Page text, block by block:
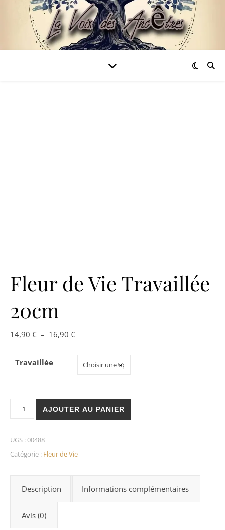
Fleur de Vie Travaillée
20cm
14,90 € – 16,90 €
Travaillée
quantité de Fleur de Vie Travaillée 20cm
AJOUTER AU PANIER
UGS :00488
Catégorie : Fleur de Vie
Description Informations complémentaires
Avis (0)